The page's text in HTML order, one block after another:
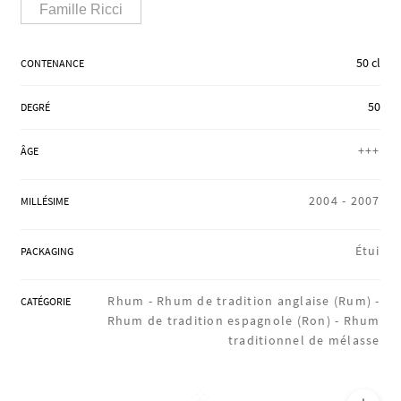
RÉGIONS
BOUTIQUE LOIRET
Famille Ricci
CONTENANCE 50 cl
DEGRÉ 50
ÂGE +++
MILLÉSIME 2004 - 2007
PACKAGING Étui
CATÉGORIE Rhum - Rhum de tradition anglaise (Rum) -
Rhum de tradition espagnole (Ron) - Rhum
traditionnel de mélasse